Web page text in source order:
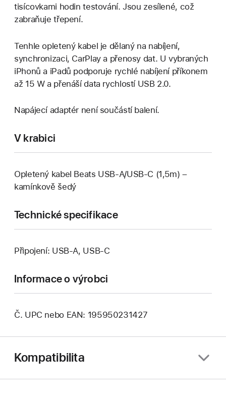
tisícovkami hodin testování. Jsou zesílené, což
zabraňuje třepení.
Tenhle opletený kabel je dělaný na nabíjení,
synchronizaci, CarPlay a přenosy dat. U vybraných
iPhonů a iPadů podporuje rychlé nabíjení příkonem
až 15 W a přenáší data rychlostí USB 2.0.
Napájecí adaptér není součástí balení.
V krabici
Opletený kabel Beats USB‑A/USB‑C (1,5m) –
kamínkově šedý
Technické specifikace
Připojení: USB-A, USB‑C
Informace o výrobci
Č. UPC nebo EAN: 195950231427
Kompatibilita